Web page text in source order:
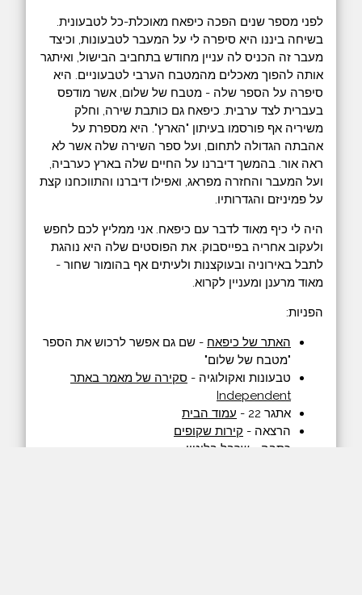
לפני מספר שנים הפכה כיפאח מאוכלת-כל לטבעונית.
בשיחה ביננו היא סיפרה לי על המעבר לטבעונות, וכיצד
מעבר זה הכניס לה עניין מחודש בתחביב הבישול, ואיתגר
אותה להפוך מאכלים מהמטבח הערבי לטבעוניים. היא
סיפרה על הספר שלה - מטבח של שלום, אשר מודפס
בעברית לצד ערבית. כיפאח גם כותבת שירה, וחלק
משיריה אף פורסמו בעיתון "הארץ". היא מספרת על
אהבתה הגדולה לתחום, ועל ספר השירה שלה אשר לא
ראה אור. בהמשך דיברנו על החיים שלה בארץ כערביה,
ועל המעבר והחזרה מפראג, ואפילו דיברנו והתווכחנו קצת
על פמיניזם והגדרותיו.
היה לי כיף מאוד לדבר עם כיפאח. אני ממליץ לכם לחפש
ולעקוב אחריה בפייסבוק. את הפוסטים שלה היא נוהגת
לתבל באירוניה ובעוקצנות ולעיתים אף בהומור שחור -
מאוד מרענן ומעניין לקרוא.
הפניות:
האתר של כיפאח - שם גם אפשר לרכוש את הספר
"מטבח של שלום"
טבעונות ואקולוגיה - סקירה של מאמר באתר
Independent
אתגר 22 -
עמוד הבית
הרצאה - קירות שקופים
כתבה - שרבל בלוטין